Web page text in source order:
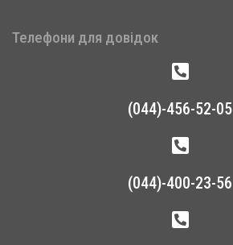
Телефони для довідок
(044)-456-52-05
(044)-400-23-56